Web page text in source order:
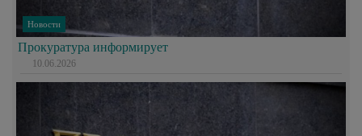
Новости
Прокуратура информирует
10.06.2026